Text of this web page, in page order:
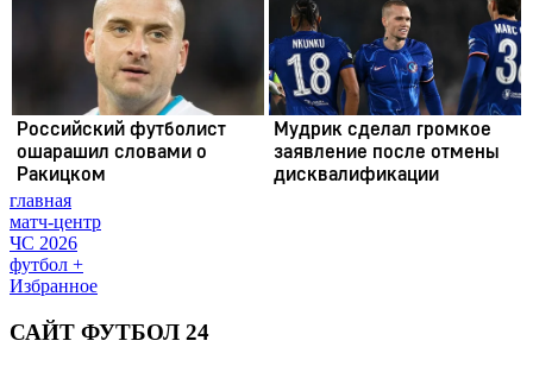
главная
матч-центр
ЧС 2026
футбол +
Избранное
САЙТ ФУТБОЛ 24